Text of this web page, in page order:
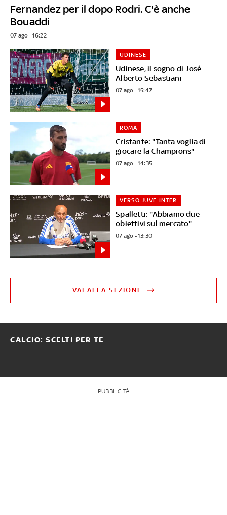
Fernandez per il dopo Rodri. C'è anche
Bouaddi
07 ago - 16:22
Udinese, il sogno di José
Alberto Sebastiani
UDINESE
07 ago - 15:47
Cristante: "Tanta voglia di
giocare la Champions"
ROMA
07 ago - 14:35
Spalletti: "Abbiamo due
obiettivi sul mercato"
VERSO JUVE-INTER
07 ago - 13:30
VAI ALLA SEZIONE
CALCIO: SCELTI PER TE
PUBBLICITÀ